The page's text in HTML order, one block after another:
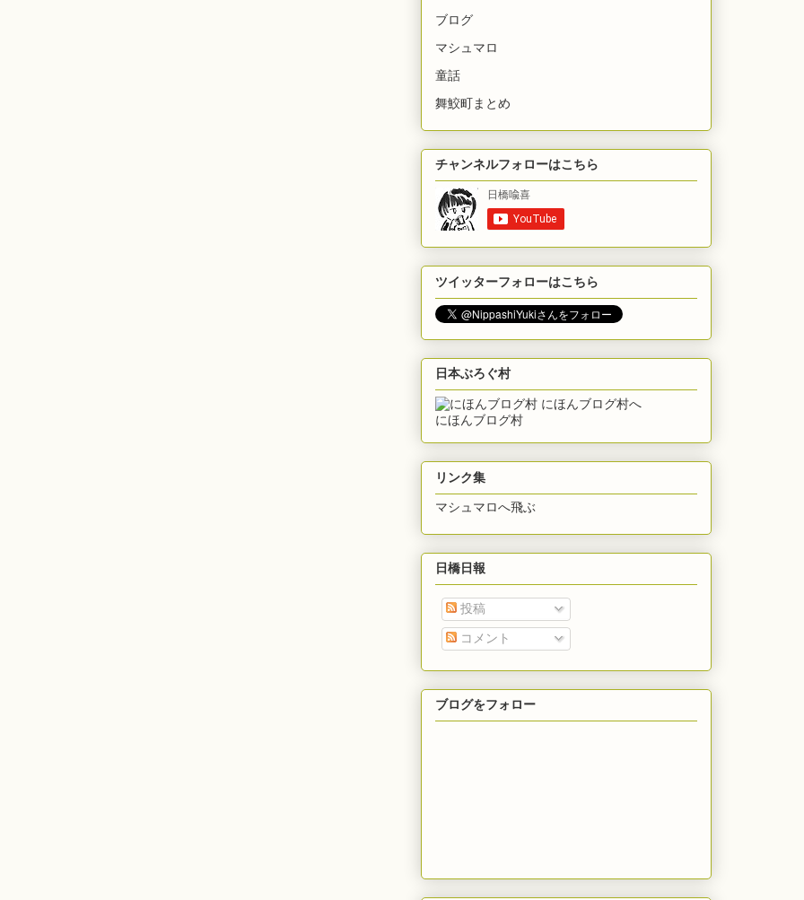
ブログ
マシュマロ
童話
舞鮫町まとめ
チャンネルフォローはこちら
ツイッターフォローはこちら
日本ぶろぐ村
にほんブログ村
リンク集
マシュマロへ飛ぶ
日橋日報
投稿
コメント
ブログをフォロー